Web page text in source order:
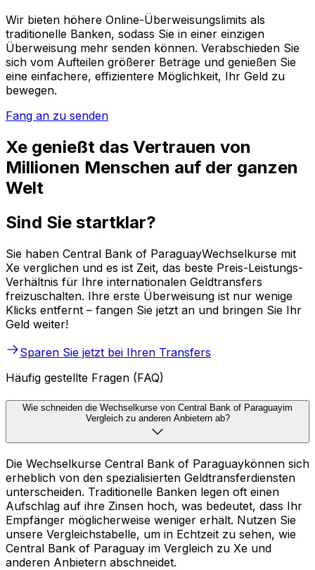
Wir bieten höhere Online-Überweisungslimits als
traditionelle Banken, sodass Sie in einer einzigen
Überweisung mehr senden können. Verabschieden Sie
sich vom Aufteilen größerer Beträge und genießen Sie
eine einfachere, effizientere Möglichkeit, Ihr Geld zu
bewegen.
Fang an zu senden
Xe genießt das Vertrauen von
Millionen Menschen auf der ganzen
Welt
Sind Sie startklar?
Sie haben Central Bank of ParaguayWechselkurse mit
Xe verglichen und es ist Zeit, das beste Preis-Leistungs-
Verhältnis für Ihre internationalen Geldtransfers
freizuschalten. Ihre erste Überweisung ist nur wenige
Klicks entfernt – fangen Sie jetzt an und bringen Sie Ihr
Geld weiter!
Sparen Sie jetzt bei Ihren Transfers
Häufig gestellte Fragen (FAQ)
Wie schneiden die Wechselkurse von Central Bank of Paraguayim
Vergleich zu anderen Anbietern ab?
Die Wechselkurse Central Bank of Paraguaykönnen sich
erheblich von den spezialisierten Geldtransferdiensten
unterscheiden. Traditionelle Banken legen oft einen
Aufschlag auf ihre Zinsen hoch, was bedeutet, dass Ihr
Empfänger möglicherweise weniger erhält. Nutzen Sie
unsere Vergleichstabelle, um in Echtzeit zu sehen, wie
Central Bank of Paraguay im Vergleich zu Xe und
anderen Anbietern abschneidet.